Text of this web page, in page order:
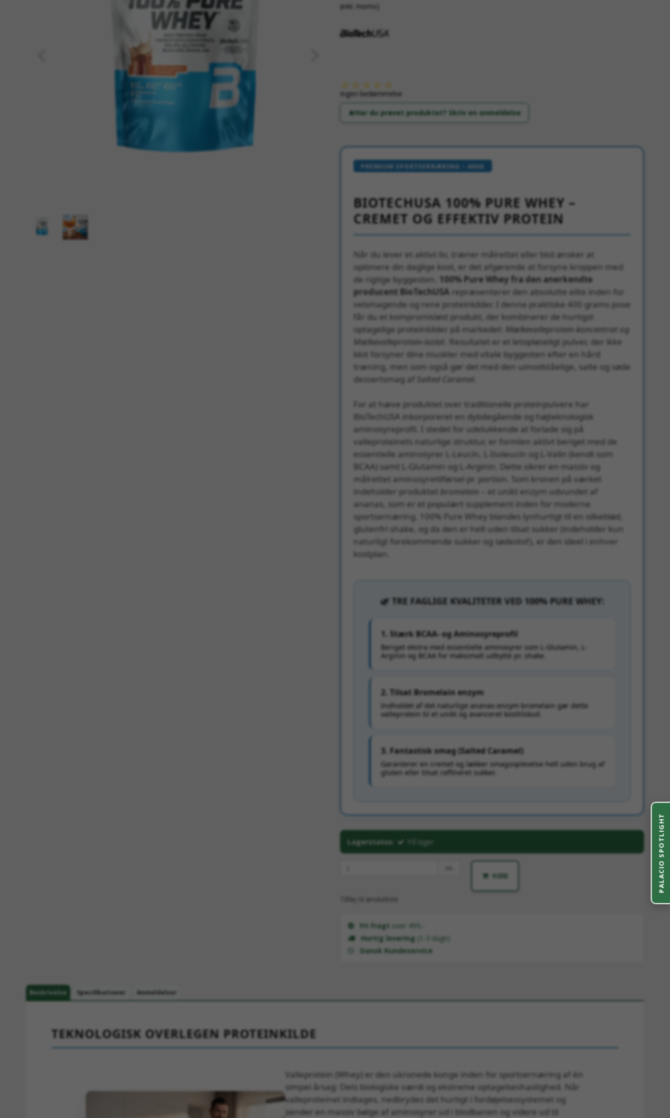
(inkl. moms)
Ingen bedømmelse
Har du prøvet produktet? Skriv en anmeldelse
PREMIUM SPORTSERNÆRING – 400G
BIOTECHUSA 100% PURE WHEY –
CREMET OG EFFEKTIV PROTEIN
Når du lever et aktivt liv, træner målrettet eller blot ønsker at
optimere din daglige kost, er det afgørende at forsyne kroppen med
de rigtige byggesten.
100% Pure Whey fra den anerkendte
producent BioTechUSA repræsenterer den absolutte elite inden for
velsmagende og rene proteinkilder. I denne praktiske 400 grams pose
får du et kompromisløst produkt, der kombinerer de hurtigst
optagelige proteinkilder på markedet:
Mælkevalleprotein-koncentrat og
Mælkevalleprotein-isolat . Resultatet er et letopløseligt pulver, der ikke
blot forsyner dine muskler med vitale byggesten efter en hård
træning, men som også gør det med den uimodståelige, salte og søde
dessertsmag af
Salted Caramel
For at hæve produktet over traditionelle proteinpulvere har
BioTechUSA inkorporeret en dybdegående og højteknologisk
aminosyreprofil. I stedet for udelukkende at forlade sig på
valleproteinets naturlige struktur, er formlen aktivt beriget med de
essentielle aminosyrer L-Leucin, L-Isoleucin og L-Valin (kendt som
BCAA) samt L-Glutamin og L-Arginin. Dette sikrer en massiv og
målrettet aminosyretilførsel pr. portion. Som kronen på værket
indeholder produktet bromelain – et unikt enzym udvundet af
ananas, som er et populært supplement inden for moderne
sportsernæring. 100% Pure Whey blandes lynhurtigt til en silkeblød,
glutenfri shake, og da den er helt uden tilsat sukker (indeholder kun
naturligt forekommende sukker og sødestof), er den ideel i enhver
kostplan.
🌿 TRE FAGLIGE KVALITETER VED 100% PURE WHEY:
1. Stærk BCAA- og Aminosyreprofil
Beriget ekstra med essentielle aminosyrer som L-Glutamin, L-
Arginin og BCAA for maksimalt udbytte pr. shake.
2. Tilsat Bromelain enzym
Indholdet af det naturlige ananas-enzym bromelain gør dette
valleprotein til et unikt og avanceret kosttilskud.
3. Fantastisk smag (Salted Caramel)
Garanterer en cremet og lækker smagsoplevelse helt uden brug af
gluten eller tilsat raffineret sukker.
Lagerstatus: På lager
KØB
Tilføj til ønskeliste
Fri fragt
over 499,-
Hurtig levering (1-3 dage)
Dansk Kundeservice
Beskrivelse Specifikationer Anmeldelser
TEKNOLOGISK OVERLEGEN PROTEINKILDE
Valleprotein (Whey) er den ukronede konge inden for sportsernæring af én
simpel årsag: Dets biologiske værdi og ekstreme optagelseshastighed. Når
valleproteinet indtages, nedbrydes det hurtigt i fordøjelsessystemet og
sender en massiv bølge af aminosyrer ud i blodbanen og videre ud til
PALACIO SPOTLIGHT